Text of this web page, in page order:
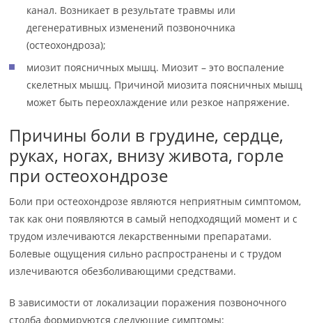
канал. Возникает в результате травмы или
дегенеративных изменений позвоночника
(остеохондроза);
миозит поясничных мышц. Миозит – это воспаление
скелетных мышц. Причиной миозита поясничных мышц
может быть переохлаждение или резкое напряжение.
Причины боли в грудине, сердце,
руках, ногах, внизу живота, горле
при остеохондрозе
Боли при остеохондрозе являются неприятным симптомом,
так как они появляются в самый неподходящий момент и с
трудом излечиваются лекарственными препаратами.
Болевые ощущения сильно распространены и с трудом
излечиваются обезболивающими средствами.
В зависимости от локализации поражения позвоночного
столба формируются следующие симптомы: